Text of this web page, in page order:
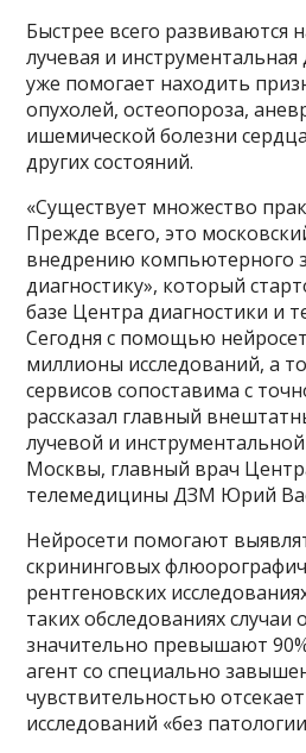
Быстрее всего развиваются
лучевая и
уже помогает находить
опухолей, остеопороза,
ишемической болезни
других состояний.
«Существует множество
Прежде всего, это
внедрению компьютерного
диагностику», который
базе Центра диагностики и
Сегодня с помощью
миллионы исследований, а
сервисов сопоставима с
рассказал главный
лучевой и
Москвы, главный врач
телемедицины ДЗМ Юрий
Нейросети помогают
скрининговых
рентгеновских
таких обследованиях случаи
значительно превышают
агент со специально
чувствительностью
исследований «без